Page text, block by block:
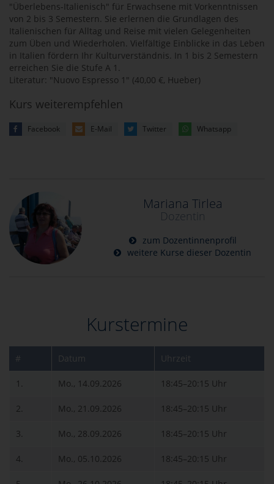
"Überlebens-Italienisch" für Erwachsene mit Vorkenntnissen
von 2 bis 3 Semestern. Sie erlernen die Grundlagen des
Italienischen für Alltag und Reise mit vielen Gelegenheiten
zum Üben und Wiederholen. Vielfältige Einblicke in das Leben
in Italien fördern Ihr Kulturverständnis. In 1 bis 2 Semestern
erreichen Sie die Stufe A 1.
Literatur: "Nuovo Espresso 1" (40,00 €, Hueber)
Kurs weiterempfehlen
Facebook E-Mail Twitter Whatsapp
Mariana Tirlea
Dozentin
zum Dozentinnenprofil
weitere Kurse dieser Dozentin
Kurstermine
# Datum Uhrzeit
1. Mo., 14.09.2026 18:45–20:15 Uhr
2. Mo., 21.09.2026 18:45–20:15 Uhr
3. Mo., 28.09.2026 18:45–20:15 Uhr
4. Mo., 05.10.2026 18:45–20:15 Uhr